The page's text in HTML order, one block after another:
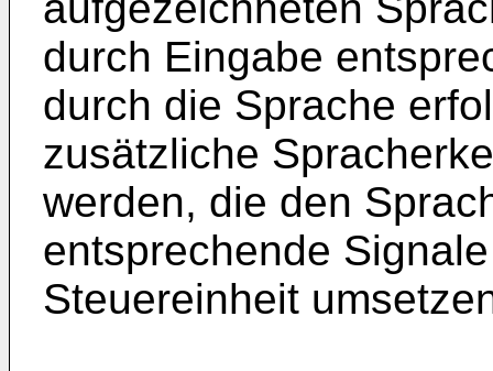
durch Eingabe
durch die Sprache
zusätzliche
werden, die den
entsprechende
Steuereinheit